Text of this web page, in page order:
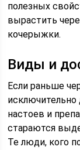
полезных
вырастить
кочерыжки.
Виды и
Если раньше
исключительно
настоев и
стараются
Те люди, кого